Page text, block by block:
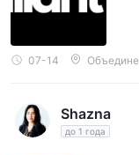
07-14
Shazna
до 1 года